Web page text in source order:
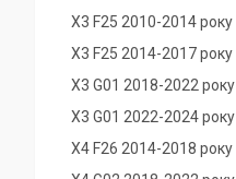
X3 F25 2010-2014 року
X3 F25 2014-2017 року
X3 G01 2018-2022 року
X3 G01 2022-2024 року
X4 F26 2014-2018 року